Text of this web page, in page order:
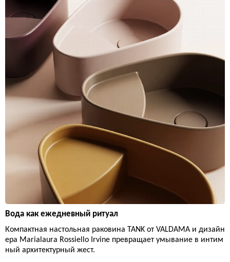
Вода как ежедневный ритуал
Компактная настольная раковина TANK от VALDAMA и дизайн
ера Marialaura Rossiello Irvine превращает умывание в интим
ный архитектурный жест.